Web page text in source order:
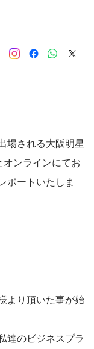
場される大阪明星
ンラインにてお
ポートいたしま
より頂いた事が始
達のビジネスプラ